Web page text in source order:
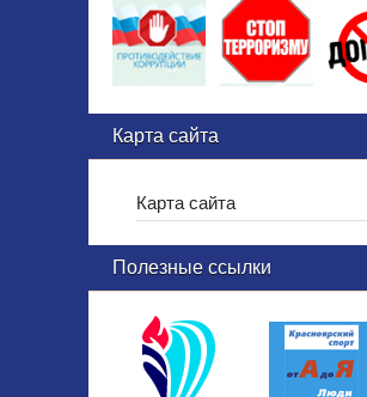
Карта сайта
Карта сайта
Полезные ссылки